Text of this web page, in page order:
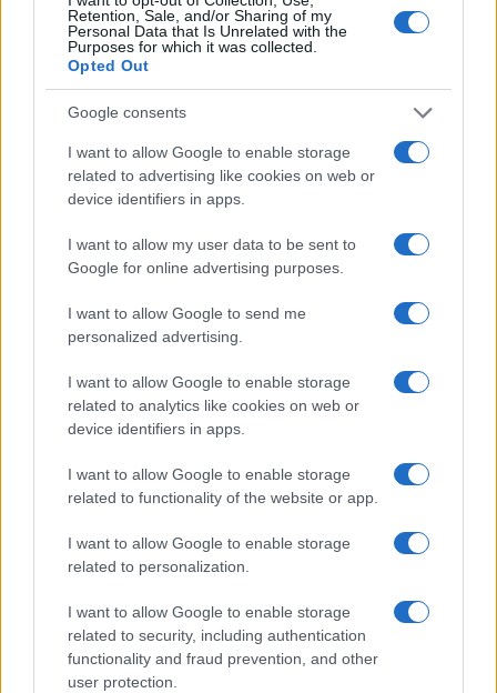
Retention, Sale, and/or Sharing of my
Personal Data that Is Unrelated with the
Purposes for which it was collected.
Opted Out
Google consents
I want to allow Google to enable storage
related to advertising like cookies on web or
device identifiers in apps.
I want to allow my user data to be sent to
Google for online advertising purposes.
I want to allow Google to send me
personalized advertising.
I want to allow Google to enable storage
related to analytics like cookies on web or
device identifiers in apps.
I want to allow Google to enable storage
related to functionality of the website or app.
I want to allow Google to enable storage
related to personalization.
I want to allow Google to enable storage
related to security, including authentication
functionality and fraud prevention, and other
user protection.
positif pour ce projet et à l’avenir, nous pourrions voir le
Haven Network sécurisé en place dans le premier rang.
AUTEUR
Giorgia Stromeo